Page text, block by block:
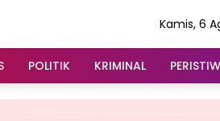
Kamis, 6
POLITIK KRIMINAL